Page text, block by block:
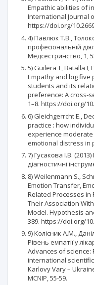
Empathic abilities of
International Journal
https://doi.org/
4) Павлюк Т.В.,
професіональній
Медсестринство, 1,
5) Guilera T, Batalla I,
Empathy and big five
students and its
preference: A cross-
1–8. https://doi.org/
6) Gleichgerrcht E.,
practice : how
experience
emotional distress in
7) Гусакова І.В.
діагностичні
8) Weilenmann S.,
Emotion Transfer,
Related Processes in
Their Association
Model. Hypothesis
389. https://doi.org/
9) Колісник А.М.,
Рівень емпатії у
Advances of
international
Karlovy Vary –
MCNIP, 55-59.